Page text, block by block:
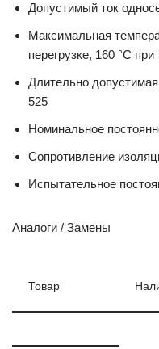
Допустимый ток
Максимальная
перегрузке, 160 °C при
Длительно
525
Номинальное
Сопротивление
Испытательное
Аналоги / Замены
Товар